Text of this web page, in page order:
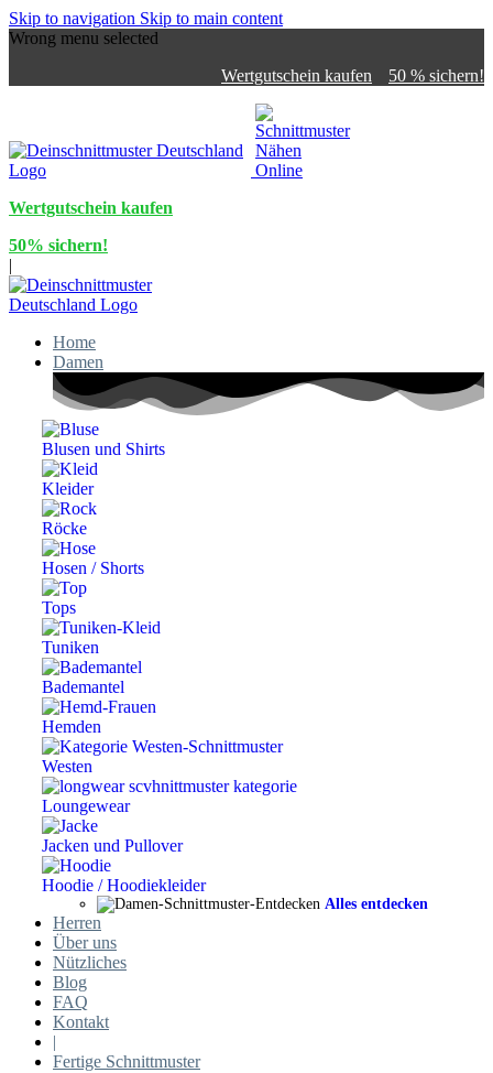
Skip to navigation Skip to main content
Wrong menu selected
Wertgutschein kaufen
50 % sichern!
Wertgutschein kaufen
50% sichern!
|
Home
Damen
Blusen und Shirts
Kleider
Röcke
Hosen / Shorts
Tops
Tuniken
Bademantel
Hemden
Westen
Loungewear
Jacken und Pullover
Hoodie / Hoodiekleider
Alles entdecken
Herren
Über uns
Nützliches
Blog
FAQ
Kontakt
|
Fertige Schnittmuster